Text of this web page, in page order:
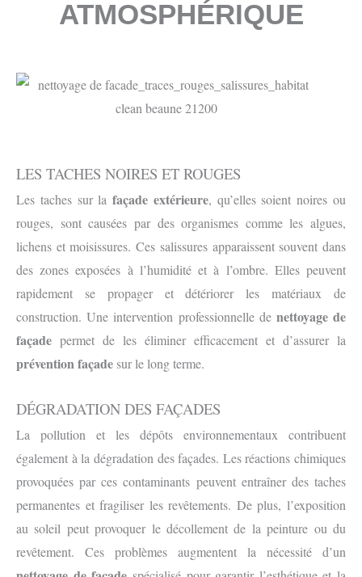
ATMOSPHÉRIQUE
LES TACHES NOIRES ET ROUGES
Les taches sur lafaçade extérieure, qu’elles soient noires ou
rouges, sont causées par des organismes comme les algues,
lichens et moisissures. Ces salissures apparaissent souvent dans
des zones exposées à l’humidité et à l’ombre. Elles peuvent
rapidement se propager et détériorer les matériaux de
construction. Une intervention professionnelle de nettoyage de
façade permet de les éliminer efficacement et d’assurer la
prévention façade sur le long terme.
DÉGRADATION DES FAÇADES
La pollution et les dépôts environnementaux contribuent
également à la dégradation des façades. Les réactions chimiques
provoquées par ces contaminants peuvent entraîner des taches
permanentes et fragiliser les revêtements. De plus, l’exposition
au soleil peut provoquer le décollement de la peinture ou du
revêtement. Ces problèmes augmentent la nécessité d’un